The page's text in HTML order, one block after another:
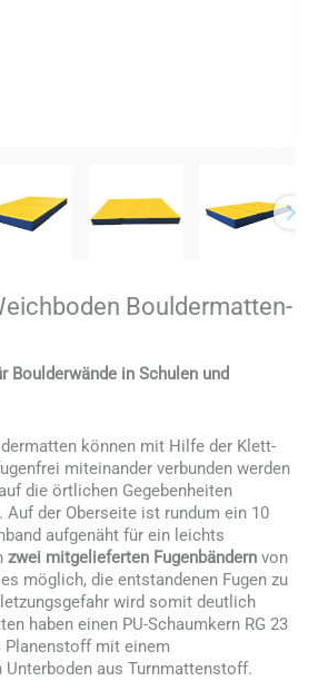
Bouldermatten-
Boulderwände in Schulen und
können mit Hilfe der Klett-
miteinander verbunden werden
die örtlichen Gegebenheiten
Auf der Oberseite ist rundum ein 10
aufgenäht für ein leichts
zwei mitgelieferten Fugenbändern von
möglich, die entstandenen Fugen zu
wird somit deutlich
haben einen PU-Schaumkern RG 23
Planenstoff mit einem
Unterboden aus Turnmattenstoff.